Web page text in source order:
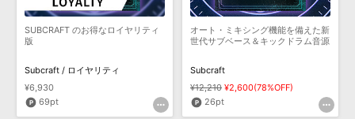
SUBCRAFT のお得なロイヤリティ
版
Subcraft / ロイヤリティ
¥6,930
69pt
オート・ミキシング機能を備えた新
世代サブベース＆キックドラム音源
Subcraft
¥12,210 ¥2,600(78%OFF)
26pt